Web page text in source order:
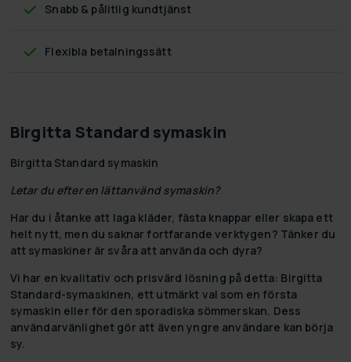
Snabb & pålitlig kundtjänst
Flexibla betalningssätt
Birgitta Standard symaskin
Birgitta Standard symaskin
Letar du efter en lättanvänd symaskin?
Har du i åtanke att laga kläder, fästa knappar eller skapa ett
helt nytt, men du saknar fortfarande verktygen? Tänker du
att symaskiner är svåra att använda och dyra?
Vi har en kvalitativ och prisvärd lösning på detta: Birgitta
Standard-symaskinen, ett utmärkt val som en första
symaskin eller för den sporadiska sömmerskan. Dess
användarvänlighet gör att även yngre användare kan börja
sy.